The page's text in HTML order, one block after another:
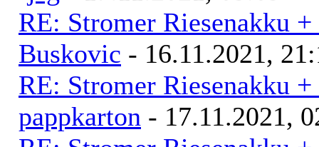
RE: Stromer Riesenakku
Buskovic - 16.11.2021,
RE: Stromer Riesenakku
pappkarton - 17.11.2021,